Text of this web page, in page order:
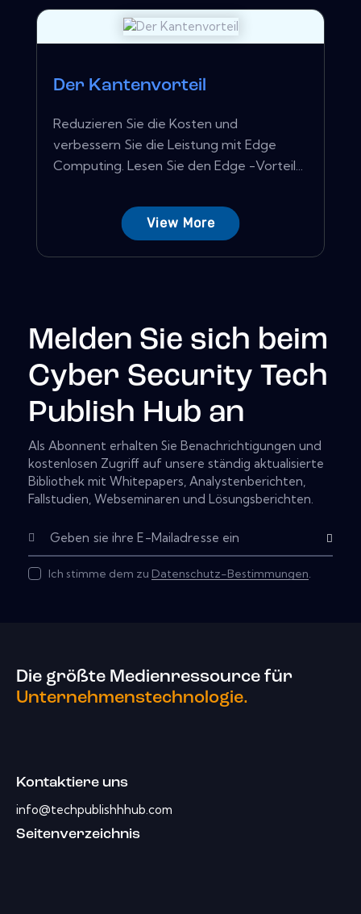
Der Kantenvorteil
Reduzieren Sie die Kosten und
verbessern Sie die Leistung mit Edge
Computing. Lesen Sie den Edge -Vorteil...
View More
Melden Sie sich beim
Cyber Security Tech
Publish Hub an
Als Abonnent erhalten Sie Benachrichtigungen und
kostenlosen Zugriff auf unsere ständig aktualisierte
Bibliothek mit Whitepapers, Analystenberichten,
Fallstudien, Webseminaren und Lösungsberichten.
Ich stimme dem zu Datenschutz-Bestimmungen.
Die größte Medienressource für
Unternehmenstechnologie.
Kontaktiere uns
info@techpublishhhub.com
Seitenverzeichnis